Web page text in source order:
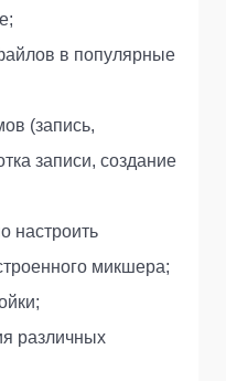
в популярные
(запись,
записи, создание
настроить
микшера;
различных